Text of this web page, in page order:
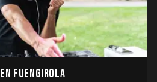
en Fuengirola